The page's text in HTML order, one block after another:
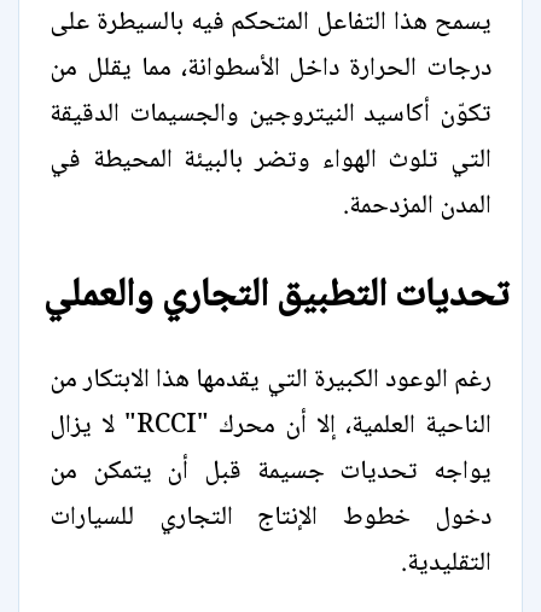
يسمح هذا التفاعل المتحكم فيه بالسيطرة على
درجات الحرارة داخل الأسطوانة، مما يقلل من
تكوّن أكاسيد النيتروجين والجسيمات الدقيقة
التي تلوث الهواء وتضر بالبيئة المحيطة في
المدن المزدحمة.
تحديات التطبيق التجاري والعملي
رغم الوعود الكبيرة التي يقدمها هذا الابتكار من
الناحية العلمية، إلا أن محرك "RCCI" لا يزال
يواجه تحديات جسيمة قبل أن يتمكن من
دخول خطوط الإنتاج التجاري للسيارات
التقليدية.